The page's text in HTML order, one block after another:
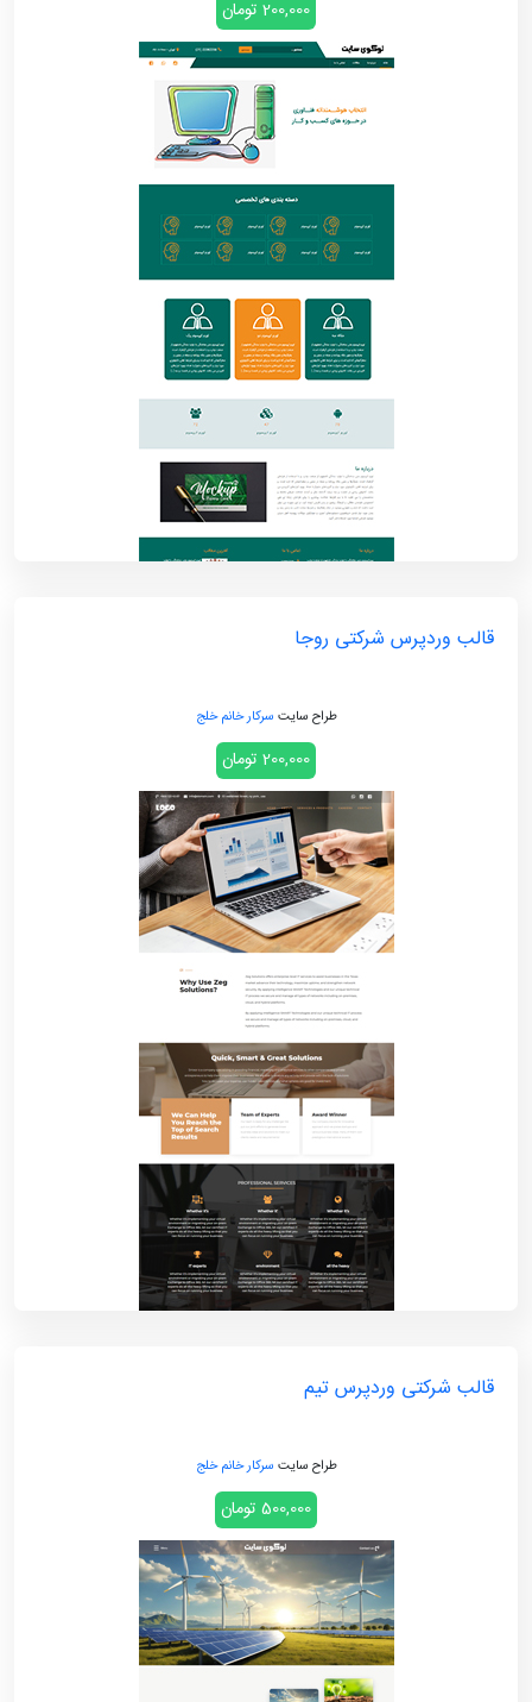
200,000 تومان
قالب وردپرس شرکتی روجا
طراح سایت سرکار خانم خلج
200,000 تومان
قالب شرکتی وردپرس تیم
طراح سایت سرکار خانم خلج
500,000 تومان